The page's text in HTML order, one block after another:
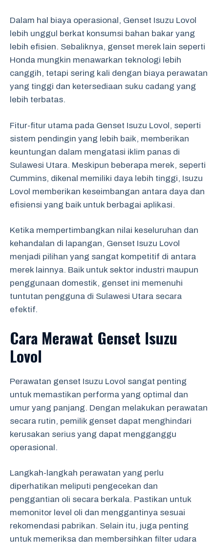
Dalam hal biaya operasional, Genset Isuzu Lovol
lebih unggul berkat konsumsi bahan bakar yang
lebih efisien. Sebaliknya, genset merek lain seperti
Honda mungkin menawarkan teknologi lebih
canggih, tetapi sering kali dengan biaya perawatan
yang tinggi dan ketersediaan suku cadang yang
lebih terbatas.
Fitur-fitur utama pada Genset Isuzu Lovol, seperti
sistem pendingin yang lebih baik, memberikan
keuntungan dalam mengatasi iklim panas di
Sulawesi Utara. Meskipun beberapa merek, seperti
Cummins, dikenal memiliki daya lebih tinggi, Isuzu
Lovol memberikan keseimbangan antara daya dan
efisiensi yang baik untuk berbagai aplikasi.
Ketika mempertimbangkan nilai keseluruhan dan
kehandalan di lapangan, Genset Isuzu Lovol
menjadi pilihan yang sangat kompetitif di antara
merek lainnya. Baik untuk sektor industri maupun
penggunaan domestik, genset ini memenuhi
tuntutan pengguna di Sulawesi Utara secara
efektif.
Cara Merawat Genset Isuzu
Lovol
Perawatan genset Isuzu Lovol sangat penting
untuk memastikan performa yang optimal dan
umur yang panjang. Dengan melakukan perawatan
secara rutin, pemilik genset dapat menghindari
kerusakan serius yang dapat mengganggu
operasional.
Langkah-langkah perawatan yang perlu
diperhatikan meliputi pengecekan dan
penggantian oli secara berkala. Pastikan untuk
memonitor level oli dan menggantinya sesuai
rekomendasi pabrikan. Selain itu, juga penting
untuk memeriksa dan membersihkan filter udara